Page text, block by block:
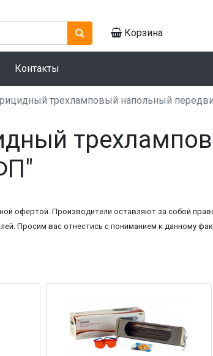
Корзина
Контакты
трехламповый напольный
офертой. Производители оставляют за собой
Просим вас отнестись с пониманием к данному